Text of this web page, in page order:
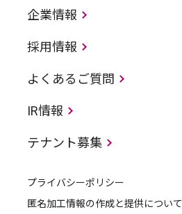
企業情報
採用情報
よくあるご質問
IR情報
テナント募集
プライバシーポリシー
匿名加工情報の作成と提供について